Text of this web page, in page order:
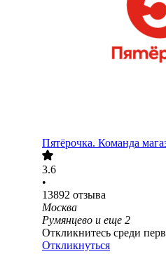
Пятёрочка. Команда
3.6
•
13892 отзыва
Москва
Румянцево и еще 2
Откликнитесь среди
Откликнуться